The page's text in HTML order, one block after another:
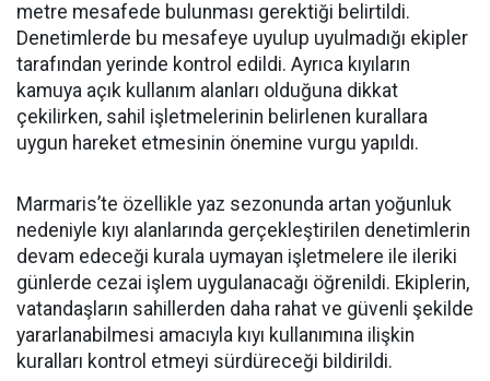
metre mesafede bulunması gerektiği belirtildi.
Denetimlerde bu mesafeye uyulup uyulmadığı ekipler
tarafından yerinde kontrol edildi. Ayrıca kıyıların
kamuya açık kullanım alanları olduğuna dikkat
çekilirken, sahil işletmelerinin belirlenen kurallara
uygun hareket etmesinin önemine vurgu yapıldı.
Marmaris’te özellikle yaz sezonunda artan yoğunluk
nedeniyle kıyı alanlarında gerçekleştirilen denetimlerin
devam edeceği kurala uymayan işletmelere ile ileriki
günlerde cezai işlem uygulanacağı öğrenildi. Ekiplerin,
vatandaşların sahillerden daha rahat ve güvenli şekilde
yararlanabilmesi amacıyla kıyı kullanımına ilişkin
kuralları kontrol etmeyi sürdüreceği bildirildi.